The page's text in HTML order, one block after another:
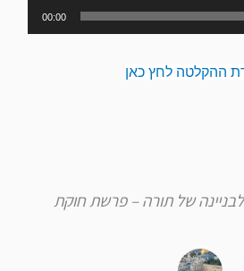
נגן
אודיו
00:00
ההקלטה לחץ כאן